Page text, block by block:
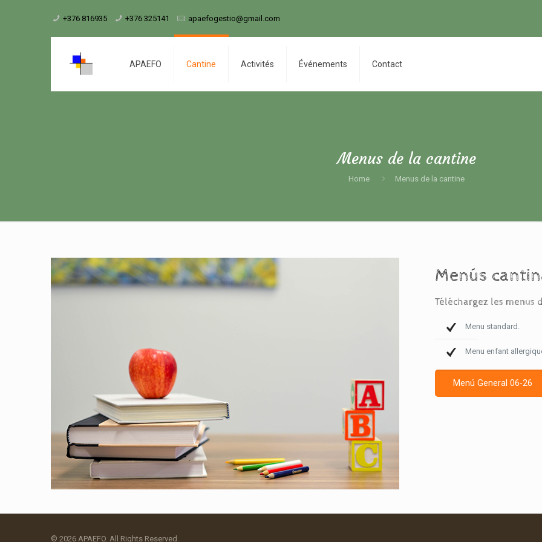
+376 816935 +376 325141 apaefogestio@gmail.com
APAEFO Cantine Activités Événements Contact
Menus de la cantine
Home Menus de la cantine
Menús
Téléchargez les menus
Menu standard.
Menu enfant
Menú General 06-26
© 2026 APAEFO. All Rights Reserved.